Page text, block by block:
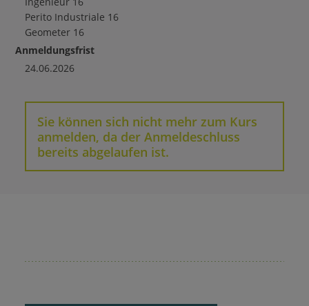
Perito Industriale 16
Geometer 16
Anmeldungsfrist
24.06.2026
Sie können sich nicht mehr zum Kurs
anmelden, da der Anmeldeschluss
bereits abgelaufen ist.